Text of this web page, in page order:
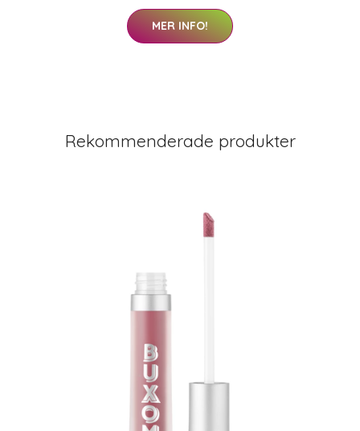
MER INFO!
Rekommenderade produkter